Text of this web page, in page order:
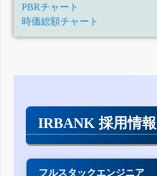
PBRチャート
時価総額チャート
IRBANK 採用情報
フルスタックエンジニア